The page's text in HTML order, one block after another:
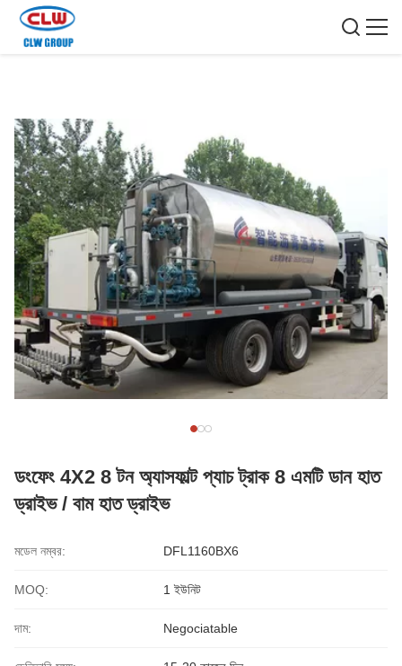
ডংফেং 4X2 8 টন অ্যাসফাল্ট প্যাচ ট্রাক 8 এমটি ডান হাত
ড্রাইভ / বাম হাত ড্রাইভ
মডেল নম্বর: DFL1160BX6
MOQ: 1 ইউনিট
দাম: Negociatable